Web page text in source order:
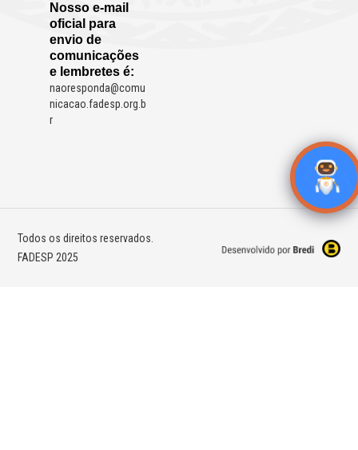
Nosso e-mail
oficial para
envio de
comunicações
e lembretes é:
naoresponda@comu
nicacao.fadesp.org.b
r
Todos os direitos reservados.
FADESP 2025